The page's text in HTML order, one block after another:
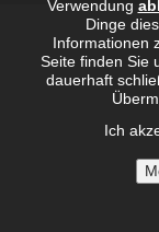
Verwendung
Dinge
Informationen
Seite finden Sie
dauerhaft
Ich